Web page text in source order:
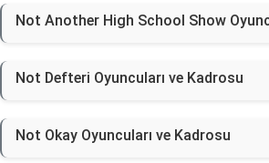
Not Another High School Show
Not Defteri Oyuncuları ve Kadrosu
Not Okay Oyuncuları ve Kadrosu